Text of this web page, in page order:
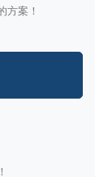
案！